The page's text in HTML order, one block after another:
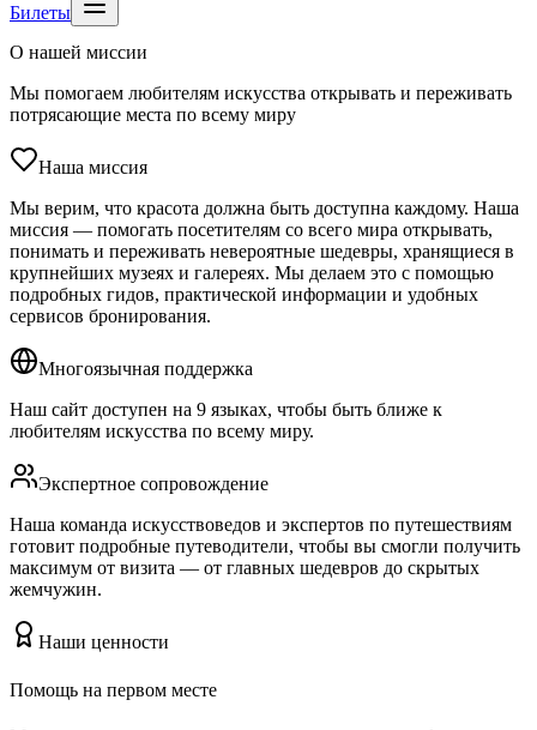
Билеты
О нашей миссии
Мы помогаем любителям искусства открывать и переживать
потрясающие места по всему миру
Наша миссия
Мы верим, что красота должна быть доступна каждому. Наша
миссия — помогать посетителям со всего мира открывать,
понимать и переживать невероятные шедевры, хранящиеся в
крупнейших музеях и галереях. Мы делаем это с помощью
подробных гидов, практической информации и удобных
сервисов бронирования.
Многоязычная поддержка
Наш сайт доступен на 9 языках, чтобы быть ближе к
любителям искусства по всему миру.
Экспертное сопровождение
Наша команда искусствоведов и экспертов по путешествиям
готовит подробные путеводители, чтобы вы смогли получить
максимум от визита — от главных шедевров до скрытых
жемчужин.
Наши ценности
Помощь на первом месте